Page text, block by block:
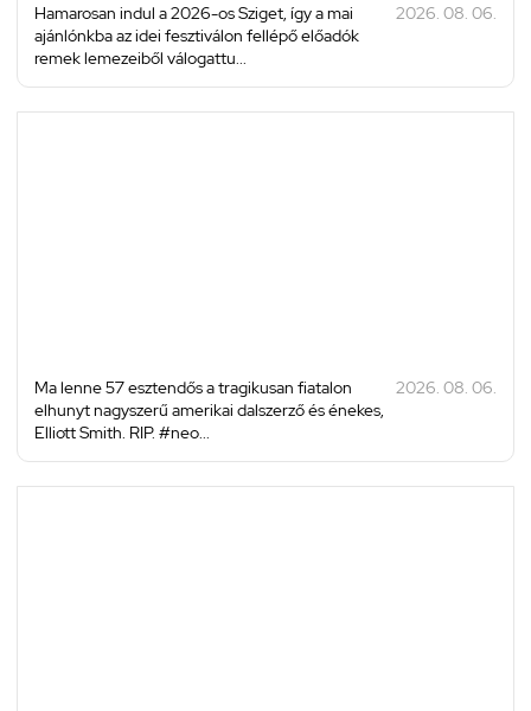
Hamarosan indul a 2026-os Sziget, így a mai
ajánlónkba az idei fesztiválon fellépő előadók
remek lemezeiből válogattu...
2026. 08. 06.
Ma lenne 57 esztendős a tragikusan fiatalon
elhunyt nagyszerű amerikai dalszerző és énekes,
Elliott Smith. RIP. #neo...
2026. 08. 06.